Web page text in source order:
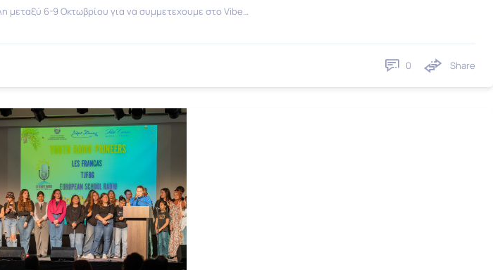
6-9 Οκτωβρίου για να συμμετεχουμε στο Vibe…
0 Share